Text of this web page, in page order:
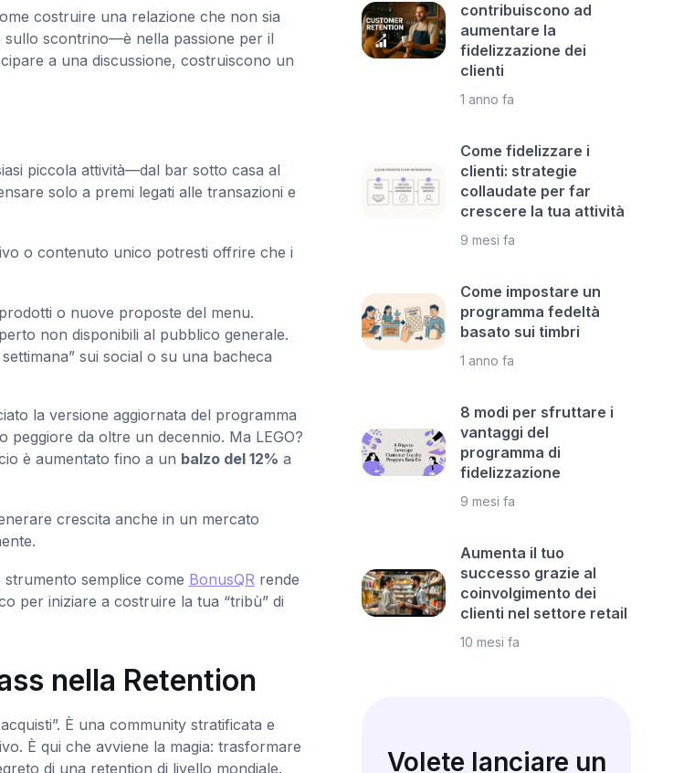
costruire una relazione che non sia
sullo scontrino—è nella passione per il
a una discussione, costruiscono un
piccola attività—dal bar sotto casa al
solo a premi legati alle transazioni e
o contenuto unico potresti offrire che i
o nuove proposte del menu.
non disponibili al pubblico generale.
sui social o su una bacheca
la versione aggiornata del programma
peggiore da oltre un decennio. Ma LEGO?
è aumentato fino a un balzo del 12% a
crescita anche in un mercato
semplice come BonusQRrende
per iniziare a costruire la tua “tribù” di
nella Retention
È una community stratificata e
È qui che avviene la magia: trasformare
di una retention di livello mondiale.
contribuiscono ad
aumentare la
fidelizzazione dei
clienti
1 anno fa
Come fidelizzare i
clienti: strategie
collaudate per far
crescere la tua attività
9 mesi fa
Come impostare un
programma fedeltà
basato sui timbri
1 anno fa
8 modi per sfruttare i
vantaggi del
programma di
fidelizzazione
9 mesi fa
Aumenta il tuo
successo grazie al
coinvolgimento dei
clienti nel settore retail
10 mesi fa
Volete lanciare un